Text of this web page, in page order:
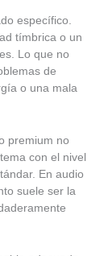
específico.
tímbrica o un
Lo que no
de
o una mala
premium no
con el nivel
En audio
suele ser la